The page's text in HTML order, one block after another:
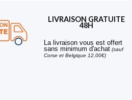
LIVRAISON GRATUITE
48H
La livraison vous est offert
sans minimum d'achat (sauf
Corse et Belgique 12,00€)